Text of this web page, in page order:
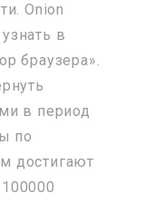
Onion
в
браузера».
в период
по
достигают